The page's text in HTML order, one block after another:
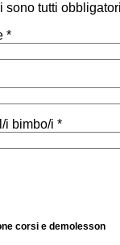
sono tutti obbligatori
*
i bimbo/i *
corsi e demolesson